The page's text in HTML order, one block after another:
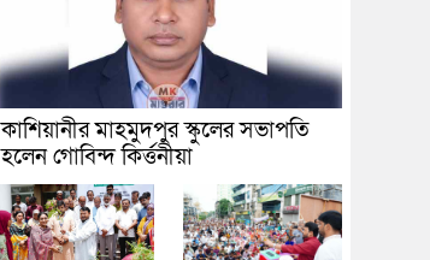
কাশিয়ানীর মাহমুদপুর স্কুলের সভাপতি
হলেন গোবিন্দ কির্ত্তনীয়া